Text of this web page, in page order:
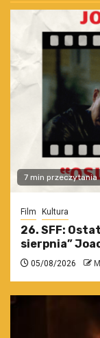
7 min przeczytania
Film Kultura
26. SFF:
sierpnia”
05/08/2026